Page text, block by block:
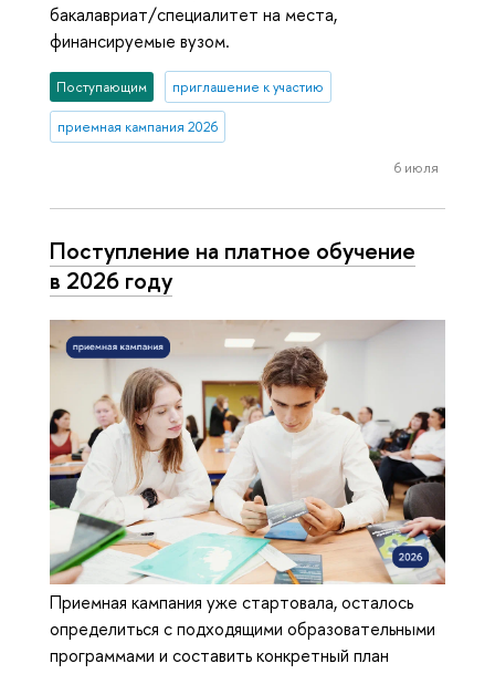
бакалавриат/специалитет на места,
финансируемые вузом.
Поступающим приглашение к участию
приемная кампания 2026
6 июля
Поступление на платное обучение
в 2026 году
Приемная кампания уже стартовала, осталось
определиться с подходящими образовательными
программами и составить конкретный план